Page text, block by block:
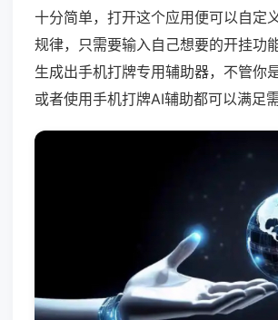
十分简单，打开这个应用便可以自定
规律，只需要输入自己想要的开挂功
生成出手机打牌专用辅助器，不管你
或者使用手机打牌AI辅助都可以满足需